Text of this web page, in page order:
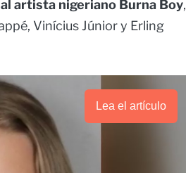
artista nigeriano Burna Boy,
Vinícius Júnior y Erling
Lea el artículo